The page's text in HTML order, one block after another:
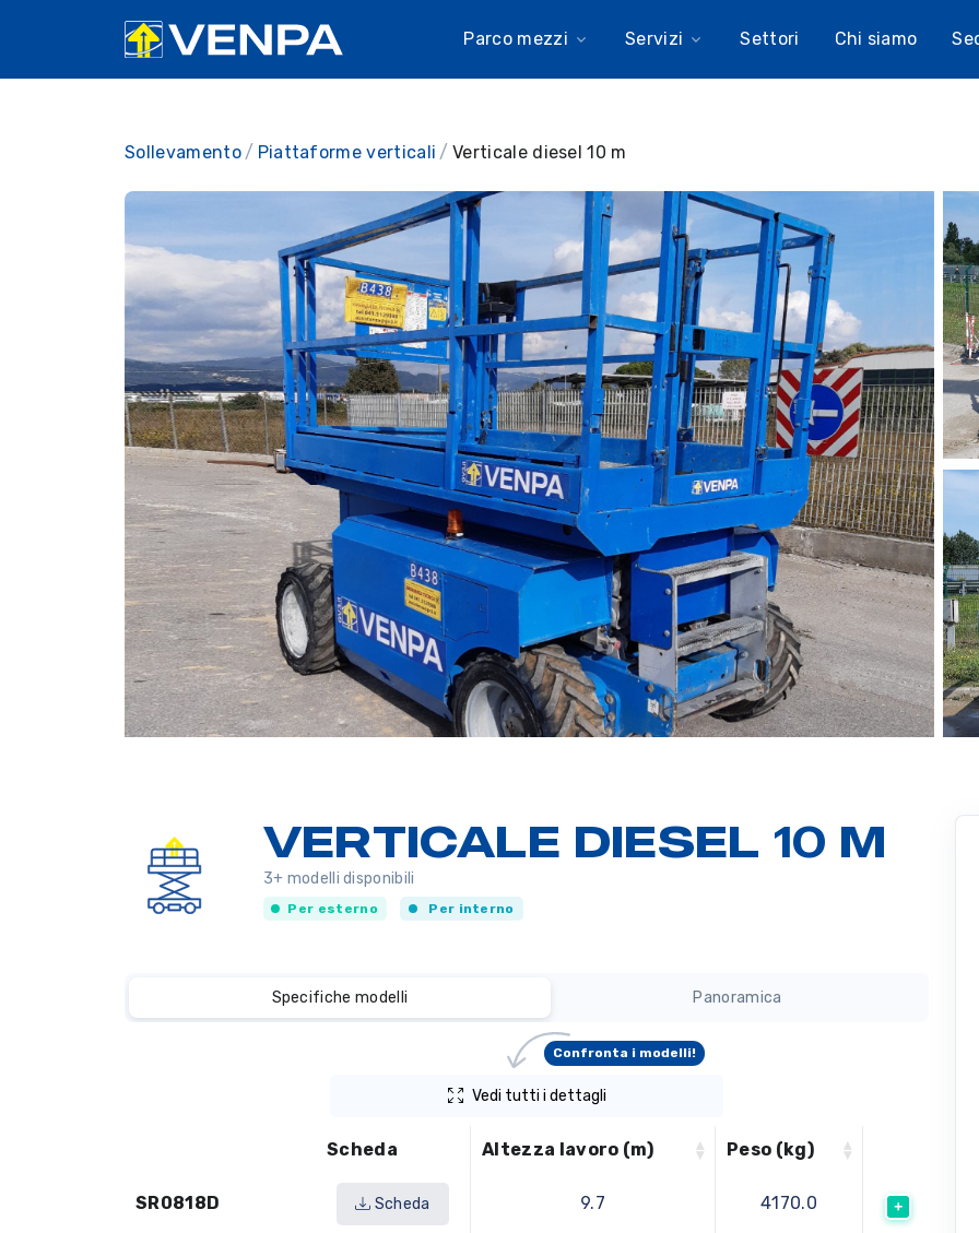
Parco mezzi Servizi Settori Chi siamo
Sollevamento Piattaforme verticali Verticale diesel 10 m
VERTICALE DIESEL 10 M
3+ modelli disponibili
Per esterno Per interno
Specifiche modelli Panoramica
Vedi tutti i dettagli
Confronta i modelli!
Scheda Altezza lavoro (m) Peso (kg)
SR0818D Scheda 9.7 4170.0